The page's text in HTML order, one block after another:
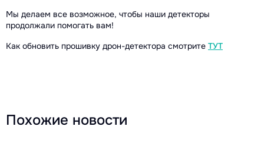
Мы делаем все возможное, чтобы наши детекторы
продолжали помогать вам!
Как обновить прошивку дрон-детектора смотрите ТУТ
Похожие новости